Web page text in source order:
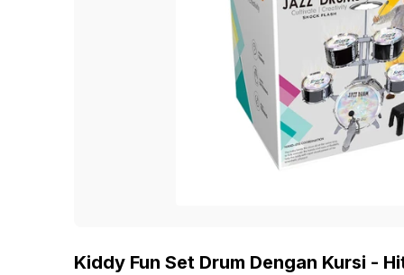
Kiddy Fun Set Drum Dengan Kursi -